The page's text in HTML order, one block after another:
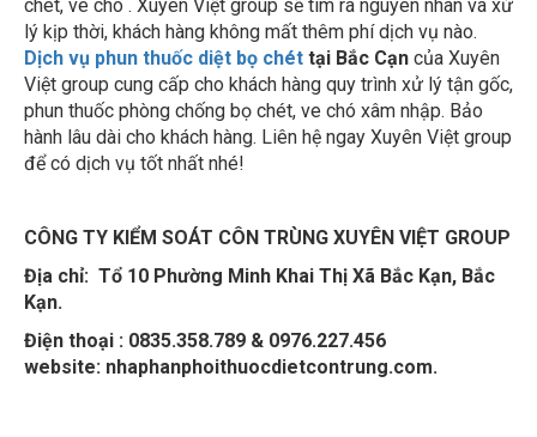
chét, ve chó . Xuyên Việt group sẽ tìm ra nguyên nhân và xử
lý kịp thời, khách hàng không mất thêm phí dịch vụ nào.
Dịch vụ phun thuốc diệt bọ chét tại Bắc Cạn của Xuyên
Việt group cung cấp cho khách hàng quy trình xử lý tận gốc,
phun thuốc phòng chống bọ chét, ve chó xâm nhập. Bảo
hành lâu dài cho khách hàng. Liên hệ ngay Xuyên Việt group
để có dịch vụ tốt nhất nhé!
CÔNG TY KIỂM SOÁT CÔN TRÙNG XUYÊN VIỆT GROUP
Địa chỉ: Tổ 10 Phường Minh Khai Thị Xã Bắc Kạn, Bắc
Kạn.
Điện thoại : 0835.358.789 & 0976.227.456
website: nhaphanphoithuocdietcontrung.com.